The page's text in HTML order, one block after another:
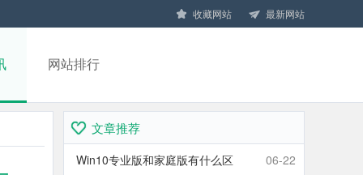
收藏网站 最新网站
网站排行
文章推荐
Win10专业版和家庭版有什么区
06-22